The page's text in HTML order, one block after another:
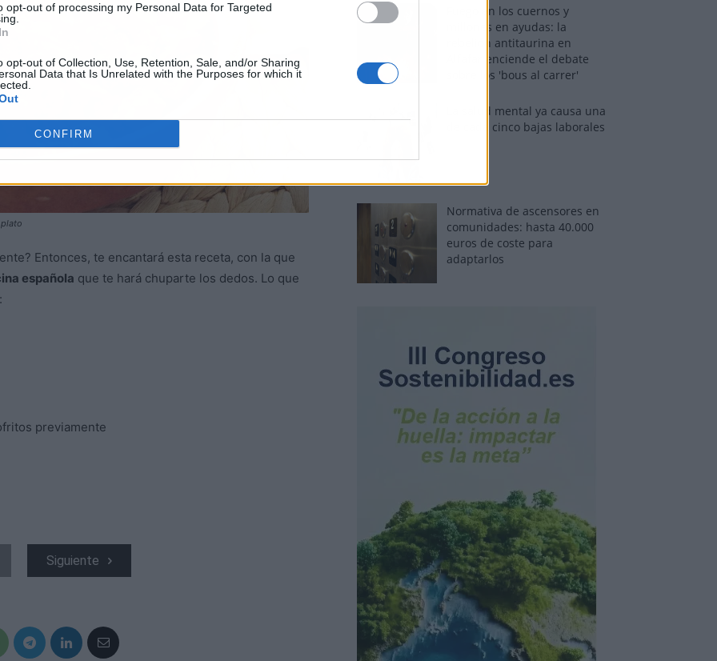
opt-out of processing my Personal Data for Targeted
opt-out of Collection, Use, Retention, Sale, and/or Sharing
Data that Is Unrelated with the Purposes for which it
CONFIRM
Entonces, te encantará esta receta, con la que
española que te hará chuparte los dedos. Lo que
previamente
Siguiente
Fuego en los cuernos y
millones en ayudas: la
rebelión antitaurina en
Alfafar enciende el debate
sobre los 'bous al carrer'
La salud mental ya causa una
de cada cinco bajas laborales
Normativa de ascensores en
comunidades: hasta 40.000
euros de coste para
adaptarlos